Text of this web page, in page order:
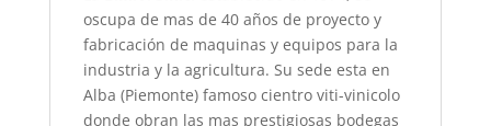
oscupa de mas de 40 años de proyecto y
fabricación de maquinas y equipos para la
industria y la agricultura. Su sede esta en
Alba (Piemonte) famoso cientro viti-vinicolo
donde obran las mas prestigiosas bodegas